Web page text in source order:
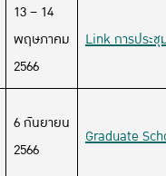
13 – 14
พฤษภาคม
2566
Link การประชุ
6 กันยายน
2566
Graduate